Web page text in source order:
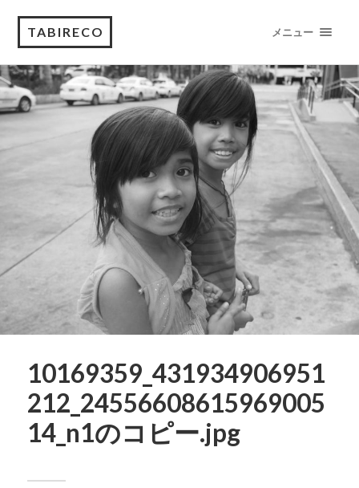
TABIRECO メニュー
10169359_431934906951
212_24556608615969005
14_n1のコピー.jpg